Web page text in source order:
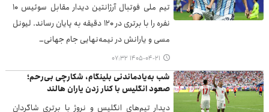
تیم ملی فوتبال آرژانتین دیدار مقابل سوئیس ۱۰
نفره را با برتری در ۱۲۰ دقیقه به پایان رساند. لیونل
مسی و یارانش در نیمه‌نهایی جام جهانی…
۱۴۰۵-۰۴-۲۱ ۰۷:۳۲
شب به‌یادماندنی بلینگام، شکارچی بی‌رحم؛
صعود انگلیس با کنار زدن یاران هالند
دیدار تیم‌های انگلیس و نروژ با برتری شاگردان